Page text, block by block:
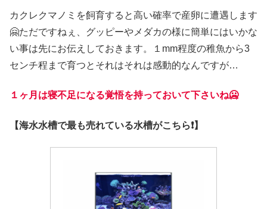
カクレクマノミを飼育すると高い確率で産卵に遭遇します
🤗ただですねぇ、グッピーやメダカの様に簡単にはいかな
い事は先にお伝えしておきます。１mm程度の稚魚から3
センチ程まで育つとそれはそれは感動的なんですが…
１ヶ月は寝不足になる覚悟を持っておいて下さいね🥶
【海水水槽で最も売れている水槽がこちら❗】